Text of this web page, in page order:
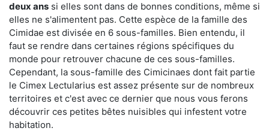
deux ans si elles sont dans de bonnes conditions, même si
elles ne s'alimentent pas. Cette espèce de la famille des
Cimidae est divisée en 6 sous-familles. Bien entendu, il
faut se rendre dans certaines régions spécifiques du
monde pour retrouver chacune de ces sous-familles.
Cependant, la sous-famille des Cimicinaes dont fait partie
le Cimex Lectularius est assez présente sur de nombreux
territoires et c'est avec ce dernier que nous vous ferons
découvrir ces petites bêtes nuisibles qui infestent votre
habitation.